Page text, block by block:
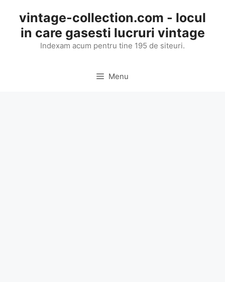
content
vintage-collection.com - locul
in care gasesti lucruri vintage
Indexam acum pentru tine 195 de siteuri.
Menu